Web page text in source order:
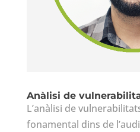
Anàlisi de
L’anàlisi de
fonamental dins de